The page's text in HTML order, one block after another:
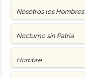
Nosotros los Hombres
Nocturno sin Patria
Hombre